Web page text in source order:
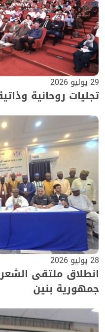
29 يوليو 2026
تجليات روحانية
28 يوليو 2026
انطلاق ملتقى
جمهورية بنين